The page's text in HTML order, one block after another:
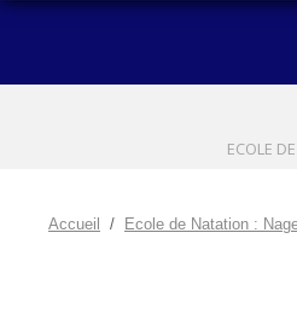
Accueil Ecole de Natation :